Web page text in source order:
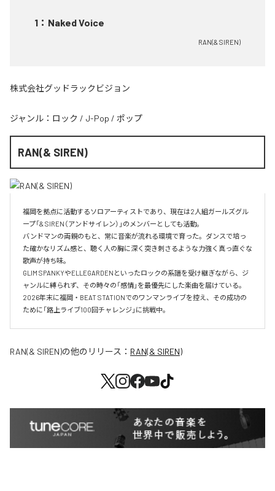
1 ： Naked Voice
RAN(& SIREN)
株式会社グッドラックビジョン
ジャンル： ロック / J-Pop / ポップ
RAN(& SIREN)
福岡を拠点に活動するソロアーティストであり、現在は2人組ガールズグル
ープ「& SIREN（アンドサイレン）」のメンバーとしても活動。
バンドマンの両親のもと、常に音楽が流れる環境で育った。ダンスで培っ
た確かなリズム感と、聴く人の胸に深く突き刺さるような力強く真っ直ぐな
歌声が持ち味。
GLIM SPANKYやELLEGARDENといったロックの系譜を受け継ぎながら、ジ
ャンルに縛られず、その時々の「感情」を最優先にした楽曲を届けている。
2026年末に福岡・BEAT STATIONでのワンマンライブを控え、その成功の
ために「路上ライブ100回チャレンジ」に挑戦中。
RAN(& SIREN)の他のリリース： RAN(& SIREN)